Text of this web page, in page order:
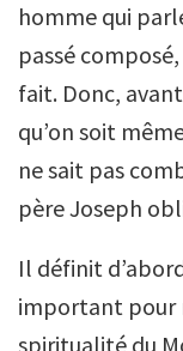
homme qui
passé
fait. Donc,
qu’on soit
ne sait pas
père Joseph
Il définit
important pour
spiritualité du